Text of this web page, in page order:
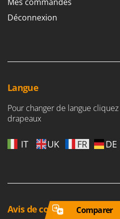
Déconnexion
Langue
Pour changer de langue
drapeaux
IT UK FR DE
Avis de consommateurs
Comparer